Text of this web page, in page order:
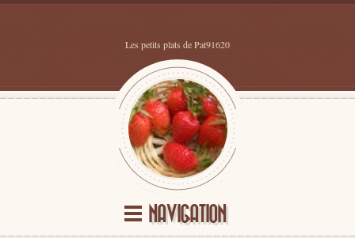
Les petits plats de Pat91620
NAVIGATION